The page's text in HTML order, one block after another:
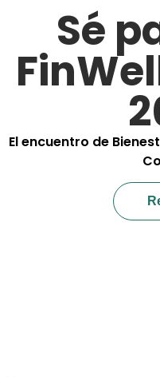
Sé
Elencuentro de